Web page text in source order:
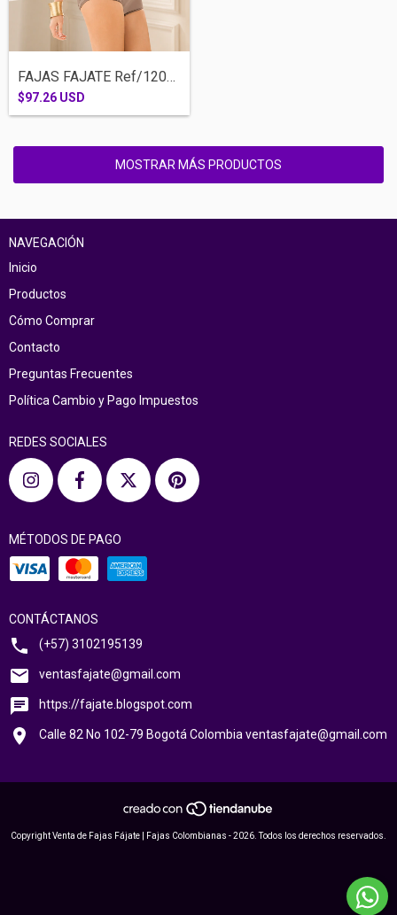
FAJAS FAJATE Ref/12054-1 CACHETERA BRASI...
$97.26 USD
MOSTRAR MÁS PRODUCTOS
NAVEGACIÓN
Inicio
Productos
Cómo Comprar
Contacto
Preguntas Frecuentes
Política Cambio y Pago Impuestos
REDES SOCIALES
MÉTODOS DE PAGO
CONTÁCTANOS
(+57) 3102195139
ventasfajate@gmail.com
https://fajate.blogspot.com
Calle 82 No 102-79 Bogotá Colombiaventasfajate@gmail.com
Copyright Venta de Fajas Fájate | Fajas Colombianas - 2026. Todos los derechos reservados.